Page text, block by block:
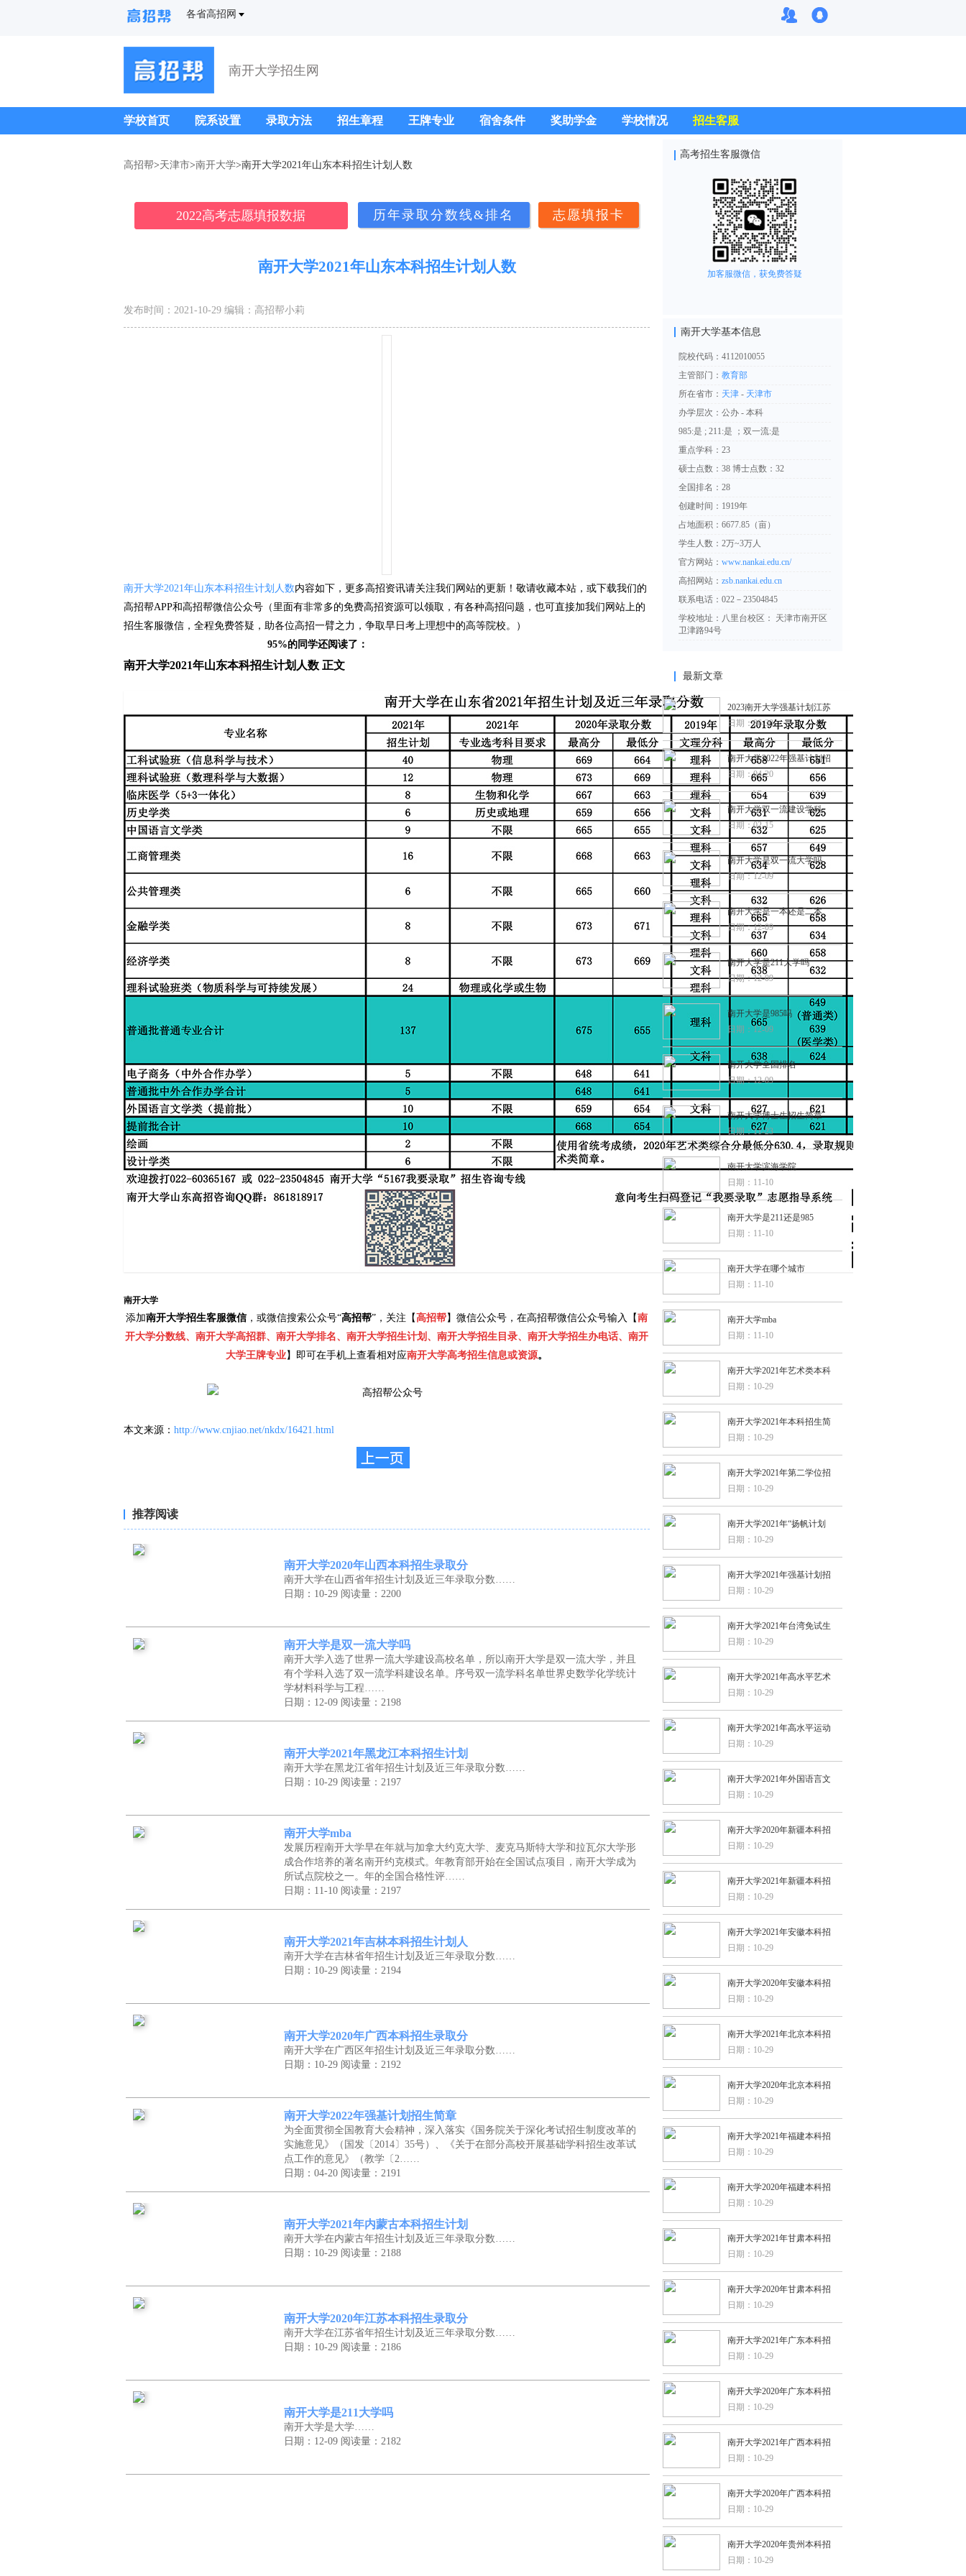
各省高招网
南开大学招生网
学校首页 院系设置 录取方法 招生章程 王牌专业 宿舍条件 奖助学金 学校情况 招生客服
高招帮>天津市>南开大学>南开大学2021年山东本科招生计划人数
2022高考志愿填报数据 志愿填报卡
历年录取分数线&排名
南开大学2021年山东本科招生计划人数
发布时间：2021-10-29 编辑：高招帮小莉
南开大学2021年山东本科招生计划人数内容如下，更多高招资讯请关注我们网站的更新！敬请收藏本站，或下载我们的
高招帮APP和高招帮微信公众号（里面有非常多的免费高招资源可以领取，有各种高招问题，也可直接加我们网站上的
招生客服微信，全程免费答疑，助各位高招一臂之力，争取早日考上理想中的高等院校。）
95%的同学还阅读了：
南开大学2021年山东本科招生计划人数 正文
南开大学
添加南开大学招生客服微信，或微信搜索公众号“高招帮”，关注【高招帮】微信公众号，在高招帮微信公众号输入【南
开大学分数线、南开大学高招群、南开大学排名、南开大学招生计划、南开大学招生目录、南开大学招生办电话、南开
大学王牌专业】即可在手机上查看相对应南开大学高考招生信息或资源。
本文来源： http://www.cnjiao.net/nkdx/16421.html
推荐阅读
南开大学2020年山西本科招生录取分
南开大学在山西省年招生计划及近三年录取分数……
日期：10-29 阅读量：2200
南开大学是双一流大学吗
南开大学入选了世界一流大学建设高校名单，所以南开大学是双一流大学，并且
有个学科入选了双一流学科建设名单。序号双一流学科名单世界史数学化学统计
学材料科学与工程……
日期：12-09 阅读量：2198
南开大学2021年黑龙江本科招生计划
南开大学在黑龙江省年招生计划及近三年录取分数……
日期：10-29 阅读量：2197
南开大学mba
发展历程南开大学早在年就与加拿大约克大学、麦克马斯特大学和拉瓦尔大学形
成合作培养的著名南开约克模式。年教育部开始在全国试点项目，南开大学成为
所试点院校之一。年的全国合格性评……
日期：11-10 阅读量：2197
南开大学2021年吉林本科招生计划人
南开大学在吉林省年招生计划及近三年录取分数……
日期：10-29 阅读量：2194
南开大学2020年广西本科招生录取分
南开大学在广西区年招生计划及近三年录取分数……
日期：10-29 阅读量：2192
南开大学2022年强基计划招生简章
为全面贯彻全国教育大会精神，深入落实《国务院关于深化考试招生制度改革的
实施意见》（国发〔2014〕35号）、《关于在部分高校开展基础学科招生改革试
点工作的意见》（教学〔2……
日期：04-20 阅读量：2191
南开大学2021年内蒙古本科招生计划
南开大学在内蒙古年招生计划及近三年录取分数……
日期：10-29 阅读量：2188
南开大学2020年江苏本科招生录取分
南开大学在江苏省年招生计划及近三年录取分数……
日期：10-29 阅读量：2186
南开大学是211大学吗
南开大学是大学……
日期：12-09 阅读量：2182
高考招生客服微信
加客服微信，获免费答疑
南开大学基本信息
院校代码：4112010055
主管部门： 教育部
所在省市： 天津 - 天津市
办学层次：公办 - 本科
985:是 ; 211:是 ；双一流:是
重点学科：23
硕士点数：38 博士点数：32
全国排名：28
创建时间：1919年
占地面积：6677.85（亩）
学生人数：2万~3万人
官方网站： www.nankai.edu.cn/
高招网站： zsb.nankai.edu.cn
联系电话：022－23504845
学校地址：八里台校区： 天津市南开区
卫津路94号
最新文章
2023南开大学强基计划江苏
日期：06-30
南开大学2022年强基计划招
日期：04-20
南开大学双一流建设学科
日期：02-15
南开大学是双一流大学吗
日期：12-09
南开大学是一本还是二本
日期：12-09
南开大学是211大学吗
日期：12-09
南开大学是985吗
日期：12-09
南开大学全国排名
日期：12-09
南开大学博士生招生简章
日期：11-23
南开大学滨海学院
日期：11-10
南开大学是211还是985
日期：11-10
南开大学在哪个城市
日期：11-10
南开大学mba
日期：11-10
南开大学2021年艺术类本科
日期：10-29
南开大学2021年本科招生简
日期：10-29
南开大学2021年第二学位招
日期：10-29
南开大学2021年“扬帆计划
日期：10-29
南开大学2021年强基计划招
日期：10-29
南开大学2021年台湾免试生
日期：10-29
南开大学2021年高水平艺术
日期：10-29
南开大学2021年高水平运动
日期：10-29
南开大学2021年外国语言文
日期：10-29
南开大学2020年新疆本科招
日期：10-29
南开大学2021年新疆本科招
日期：10-29
南开大学2021年安徽本科招
日期：10-29
南开大学2020年安徽本科招
日期：10-29
南开大学2021年北京本科招
日期：10-29
南开大学2020年北京本科招
日期：10-29
南开大学2021年福建本科招
日期：10-29
南开大学2020年福建本科招
日期：10-29
南开大学2021年甘肃本科招
日期：10-29
南开大学2020年甘肃本科招
日期：10-29
南开大学2021年广东本科招
日期：10-29
南开大学2020年广东本科招
日期：10-29
南开大学2021年广西本科招
日期：10-29
南开大学2020年广西本科招
日期：10-29
南开大学2020年贵州本科招
日期：10-29